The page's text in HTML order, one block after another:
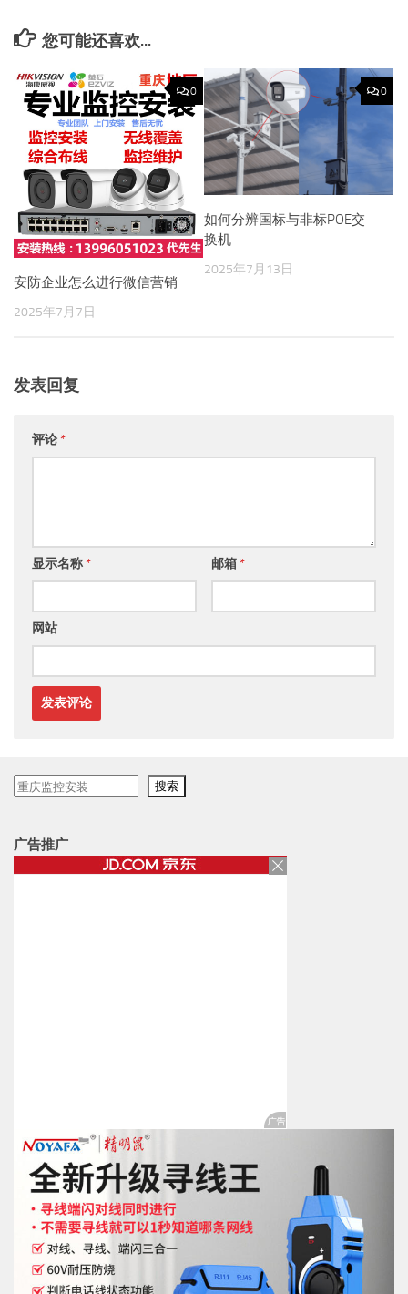
您可能还喜欢...
0
安防企业怎么进行微信营销
2025年7月7日
0
如何分辨国标与非标POE交
换机
2025年7月13日
发表回复
评论*
显示名称* 邮箱*
网站
搜
搜索
广告推广